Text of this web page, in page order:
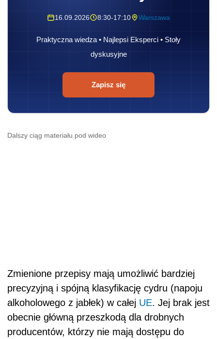
16.09.2026 8:30-17:10 Warszawa
Praktyczna wiedza • Najlepsi Eksperci • Stoły
dyskusyjne
Zapisz się
Dalszy ciąg materiału pod wideo
Zmienione przepisy mają umożliwić bardziej
precyzyjną i spójną klasyfikację cydru (napoju
alkoholowego z jabłek) w całej UE. Jej brak jest
obecnie główną przeszkodą dla drobnych
producentów, którzy nie mają dostępu do